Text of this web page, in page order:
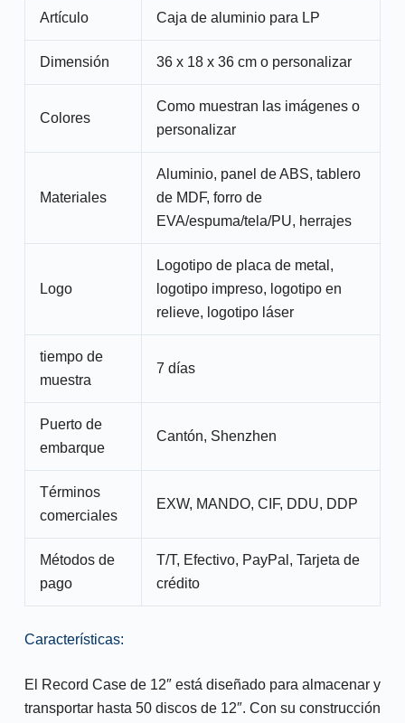
Artículo Caja de aluminio para LP
Dimensión 36 x 18 x 36 cm o personalizar
Colores
Como muestran las imágenes o
personalizar
Materiales
Aluminio, panel de ABS, tablero
de MDF, forro de
EVA/espuma/tela/PU, herrajes
Logo
Logotipo de placa de metal,
logotipo impreso, logotipo en
relieve, logotipo láser
tiempo de
muestra
7 días
Puerto de
embarque
Cantón, Shenzhen
Términos
comerciales
EXW, MANDO, CIF, DDU, DDP
Métodos de
pago
T/T, Efectivo, PayPal, Tarjeta de
crédito
Características:
El Record Case de 12″ está diseñado para almacenar y
transportar hasta 50 discos de 12″. Con su construcción